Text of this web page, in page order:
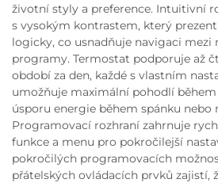
životní styly a preference. Intuitivní
s vysokým kontrastem, který
logicky, co usnadňuje navigaci mezi
programy. Termostat podporuje až
období za den, každé s vlastním
umožňuje maximální pohodlí
úsporu energie během spánku
Programovací rozhraní zahrnuje
funkce a menu pro pokročilejší
pokročilých programovacích
přátelských ovládacích prvků zajistí,